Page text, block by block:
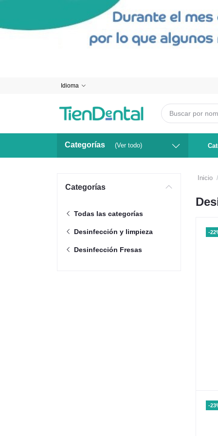
Idioma
Categorías (Ver todo)
Categorías
Todas las categorías
Desinfección y limpieza
Desinfección Fresas
Inicio
-
-